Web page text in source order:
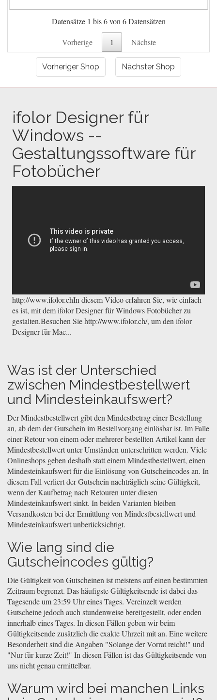
Datensätze 1 bis 6 von 6 Datensätzen
Vorherige 1 Nächste
Vorheriger Shop Nächster Shop
ifolor Designer für
Windows --
Gestaltungssoftware für
Fotobücher
http://www.ifolor.chIn diesem Video erfahren Sie, wie einfach
es ist, mit dem ifolor Designer für Windows Fotobücher zu
gestalten.Besuchen Sie http://www.ifolor.ch/, um den ifolor
Designer für Mac...
Was ist der Unterschied
zwischen Mindestbestellwert
und Mindesteinkaufswert?
Der Mindestbestellwert gibt den Mindestbetrag einer Bestellung
an, ab dem der Gutschein im Bestellvorgang einlösbar ist. Im Falle
einer Retour von einem oder mehrerer bestellten Artikel kann der
Mindestbestellwert unter Umständen unterschritten werden. Viele
Onlineshops geben deshalb statt einem Mindestbestellwert, einen
Mindesteinkaufswert für die Einlösung von Gutscheincodes an. In
diesem Fall verliert der Gutschein nachträglich seine Gültigkeit,
wenn der Kaufbetrag nach Retouren unter diesen
Mindesteinkaufswert sinkt. In beiden Varianten bleiben
Versandkosten bei der Ermittlung von Mindestbestellwert und
Mindesteinkaufswert unberücksichtigt.
Wie lang sind die
Gutscheincodes gültig?
Die Gültigkeit von Gutscheinen ist meistens auf einen bestimmten
Zeitraum begrenzt. Das häufigste Gültigkeitsende ist dabei das
Tagesende um 23:59 Uhr eines Tages. Vereinzelt werden
Gutscheine jedoch auch stundenweise bereitgestellt, oder enden
innerhalb eines Tages. In diesen Fällen geben wir beim
Gültigkeitsende zusätzlich die exakte Uhrzeit mit an. Eine weitere
Besonderheit sind die Angaben "Solange der Vorrat reicht!" und
"Nur für kurze Zeit!" In diesen Fällen ist das Gültigkeitsende von
uns nicht genau ermittelbar.
Warum wird bei manchen Links